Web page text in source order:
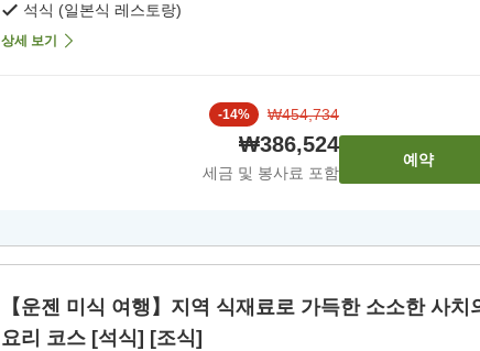
석식 (일본식 레스토랑)
상세 보기
-14% ₩454,734
₩386,524
세금 및 봉사료 포함
예약
【운젠 미식 여행】지역 식재료로 가득한 소소한 사치
요리 코스 [석식] [조식]